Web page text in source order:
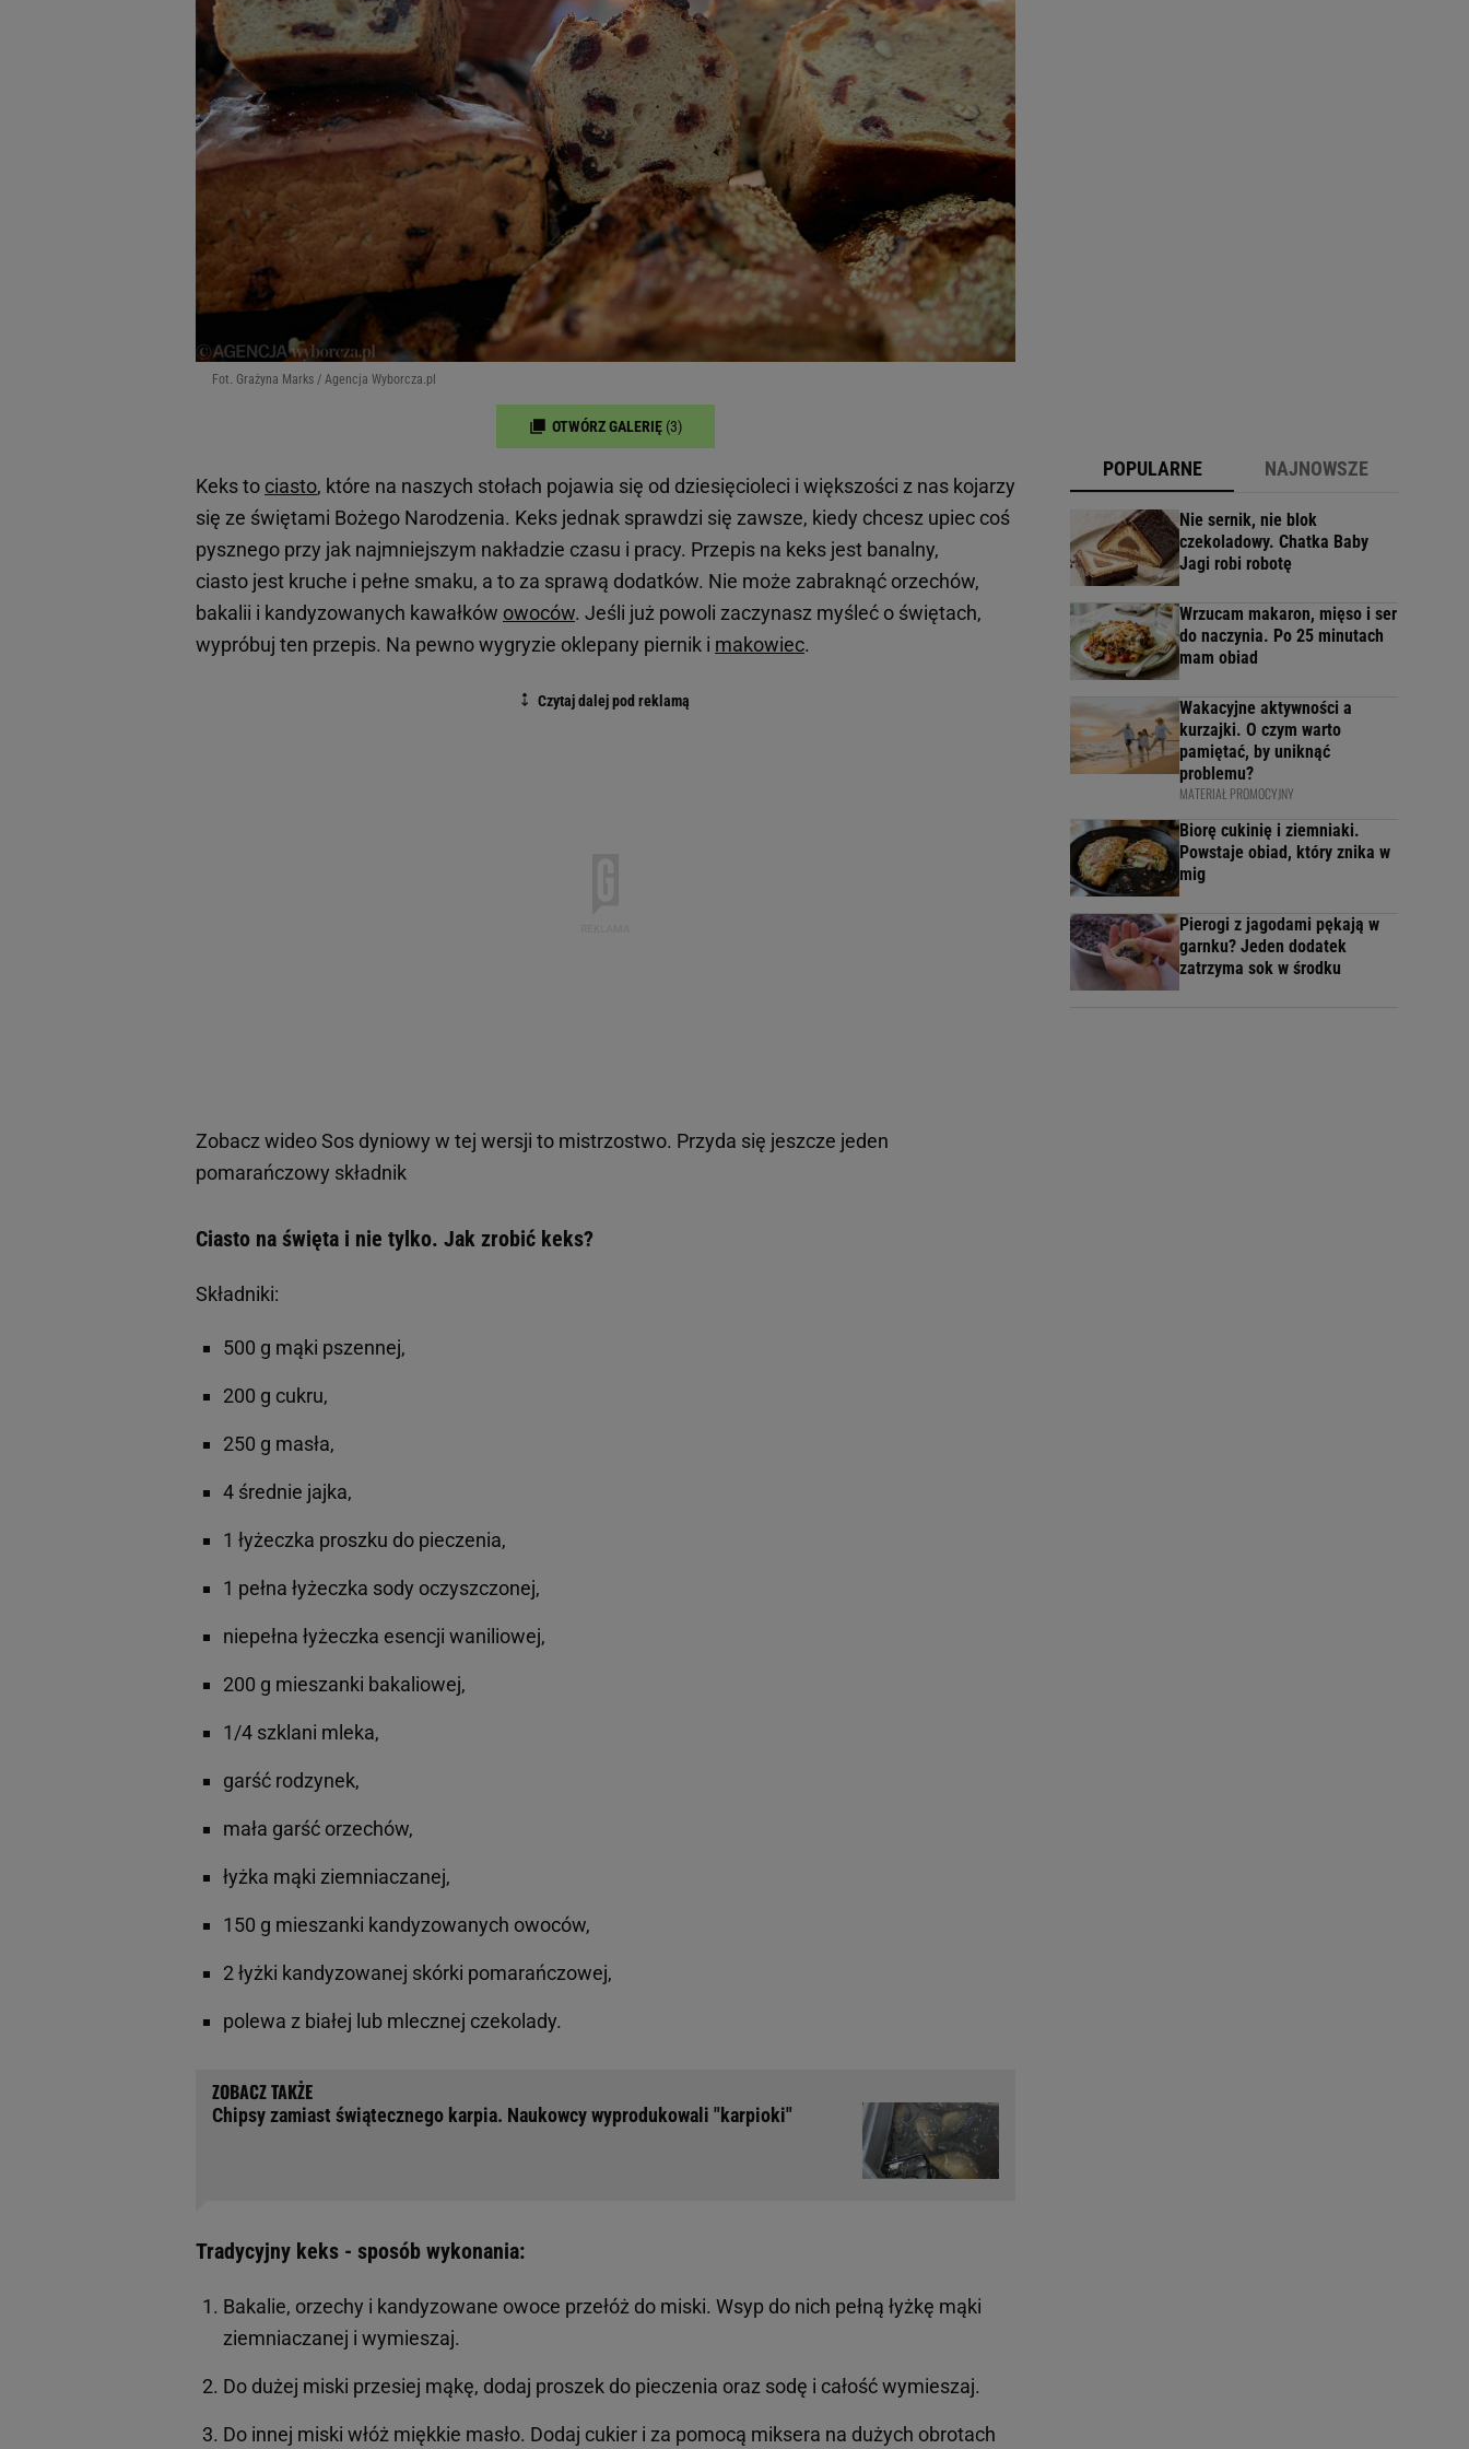
Fot. Grażyna Marks / Agencja Wyborcza.pl
OTWÓRZ GALERIĘ (3)
Keks to ciasto, które na naszych stołach pojawia się od dziesięcioleci i większości z nas kojarzy
się ze świętami Bożego Narodzenia. Keks jednak sprawdzi się zawsze, kiedy chcesz upiec coś
pysznego przy jak najmniejszym nakładzie czasu i pracy. Przepis na keks jest banalny,
ciasto jest kruche i pełne smaku, a to za sprawą dodatków. Nie może zabraknąć orzechów,
bakalii i kandyzowanych kawałków owoców. Jeśli już powoli zaczynasz myśleć o świętach,
wypróbuj ten przepis. Na pewno wygryzie oklepany piernik i makowiec.
Zobacz wideoSos dyniowy w tej wersji to mistrzostwo. Przyda się jeszcze jeden
pomarańczowy składnik
Ciasto na święta i nie tylko. Jak zrobić keks?
Składniki:
500 g mąki pszennej,
200 g cukru,
250 g masła,
4 średnie jajka,
1 łyżeczka proszku do pieczenia,
1 pełna łyżeczka sody oczyszczonej,
niepełna łyżeczka esencji waniliowej,
200 g mieszanki bakaliowej,
1/4 szklani mleka,
garść rodzynek,
mała garść orzechów,
łyżka mąki ziemniaczanej,
150 g mieszanki kandyzowanych owoców,
2 łyżki kandyzowanej skórki pomarańczowej,
polewa z białej lub mlecznej czekolady.
Chipsy zamiast świątecznego karpia. Naukowcy wyprodukowali "karpioki"
Tradycyjny keks - sposób wykonania:
Bakalie, orzechy i kandyzowane owoce przełóż do miski. Wsyp do nich pełną łyżkę mąki
ziemniaczanej i wymieszaj.
Do dużej miski przesiej mąkę, dodaj proszek do pieczenia oraz sodę i całość wymieszaj.
Do innej miski włóż miękkie masło. Dodaj cukier i za pomocą miksera na dużych obrotach
POPULARNE NAJNOWSZE
Nie sernik, nie blok
czekoladowy. Chatka Baby
Jagi robi robotę
Wrzucam makaron, mięso i ser
do naczynia. Po 25 minutach
mam obiad
Wakacyjne aktywności a
kurzajki. O czym warto
pamiętać, by uniknąć
problemu?
MATERIAŁ PROMOCYJNY
Biorę cukinię i ziemniaki.
Powstaje obiad, który znika w
mig
Pierogi z jagodami pękają w
garnku? Jeden dodatek
zatrzyma sok w środku